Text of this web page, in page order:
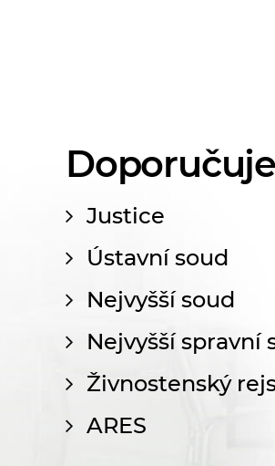
Justice
Ústavní soud
Nejvyšší soud
Nejvyšší spravní
Živnostenský
ARES